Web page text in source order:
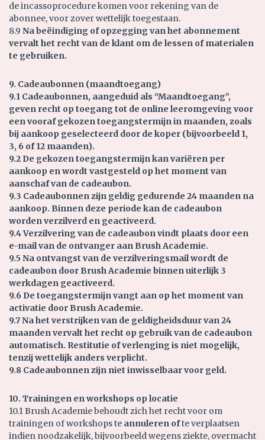
de incassoprocedure komen voor rekening van de
abonnee, voor zover wettelijk toegestaan.
8.9 Na beëindiging of opzegging van het abonnement
vervalt het recht van de klant om de lessen of materialen
te gebruiken.
9. Cadeaubonnen (maandtoegang)
9.1 Cadeaubonnen, aangeduid als “Maandtoegang”,
geven recht op toegang tot de online leeromgeving voor
een vooraf gekozen toegangstermijn in maanden, zoals
bij aankoop geselecteerd door de koper (bijvoorbeeld 1,
3, 6 of 12 maanden).
9.2 De gekozen toegangstermijn kan variëren per
aankoop en wordt vastgesteld op het moment van
aanschaf van de cadeaubon.
9.3 Cadeaubonnen zijn geldig gedurende 24 maanden na
aankoop. Binnen deze periode kan de cadeaubon
worden verzilverd en geactiveerd.
9.4 Verzilvering van de cadeaubon vindt plaats door een
e-mail van de ontvanger aan Brush Academie.
9.5 Na ontvangst van de verzilveringsmail wordt de
cadeaubon door Brush Academie binnen uiterlijk 3
werkdagen geactiveerd.
9.6 De toegangstermijn vangt aan op het moment van
activatie door Brush Academie.
9.7 Na het verstrijken van de geldigheidsduur van 24
maanden vervalt het recht op gebruik van de cadeaubon
automatisch. Restitutie of verlenging is niet mogelijk,
tenzij wettelijk anders verplicht.
9.8 Cadeaubonnen zijn niet inwisselbaar voor geld.
10. Trainingen en workshops op locatie
10.1 Brush Academie behoudt zich het recht voor om
trainingen of workshops te annuleren ofte verplaatsen
indien noodzakelijk, bijvoorbeeld wegens ziekte, overmacht